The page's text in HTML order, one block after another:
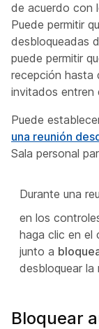
de acuerdo con
Puede permitir
desbloqueadas
puede permitir
recepción hasta
invitados entren
Puede
una reunión
Sala personal
Durante una
en los
haga clic en el
junto a
desbloquear la
Bloquear